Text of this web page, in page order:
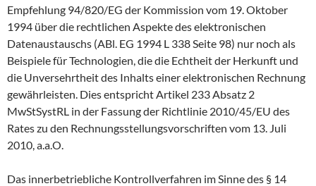
Empfehlung 94/820/EG der Kommission vom 19. Oktober
1994 über die rechtlichen Aspekte des elektronischen
Datenaustauschs (ABl. EG 1994 L 338 Seite 98) nur noch als
Beispiele für Technologien, die die Echtheit der Herkunft und
die Unversehrtheit des Inhalts einer elektronischen Rechnung
gewährleisten. Dies entspricht Artikel 233 Absatz 2
MwStSystRL in der Fassung der Richtlinie 2010/45/EU des
Rates zu den Rechnungsstellungsvorschriften vom 13. Juli
2010, a.a.O.
Das innerbetriebliche Kontrollverfahren im Sinne des § 14